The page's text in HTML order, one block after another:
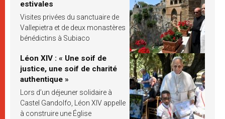
estivales
Visites privées du sanctuaire de
Vallepietra et de deux monastères
bénédictins à Subiaco
Léon XIV : « Une soif de
justice, une soif de charité
authentique »
Lors d’un déjeuner solidaire à
Castel Gandolfo, Léon XIV appelle
à construire une Église